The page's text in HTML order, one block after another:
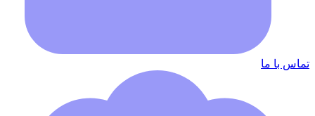
تماس با ما